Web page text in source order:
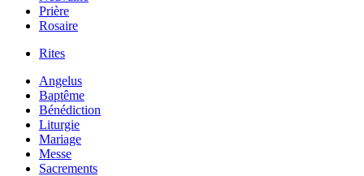
Prière
Rosaire
Rites
Angelus
Baptême
Bénédiction
Liturgie
Mariage
Messe
Sacrements